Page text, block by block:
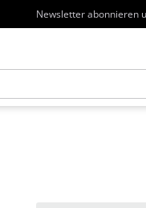
Newsletter abonnieren